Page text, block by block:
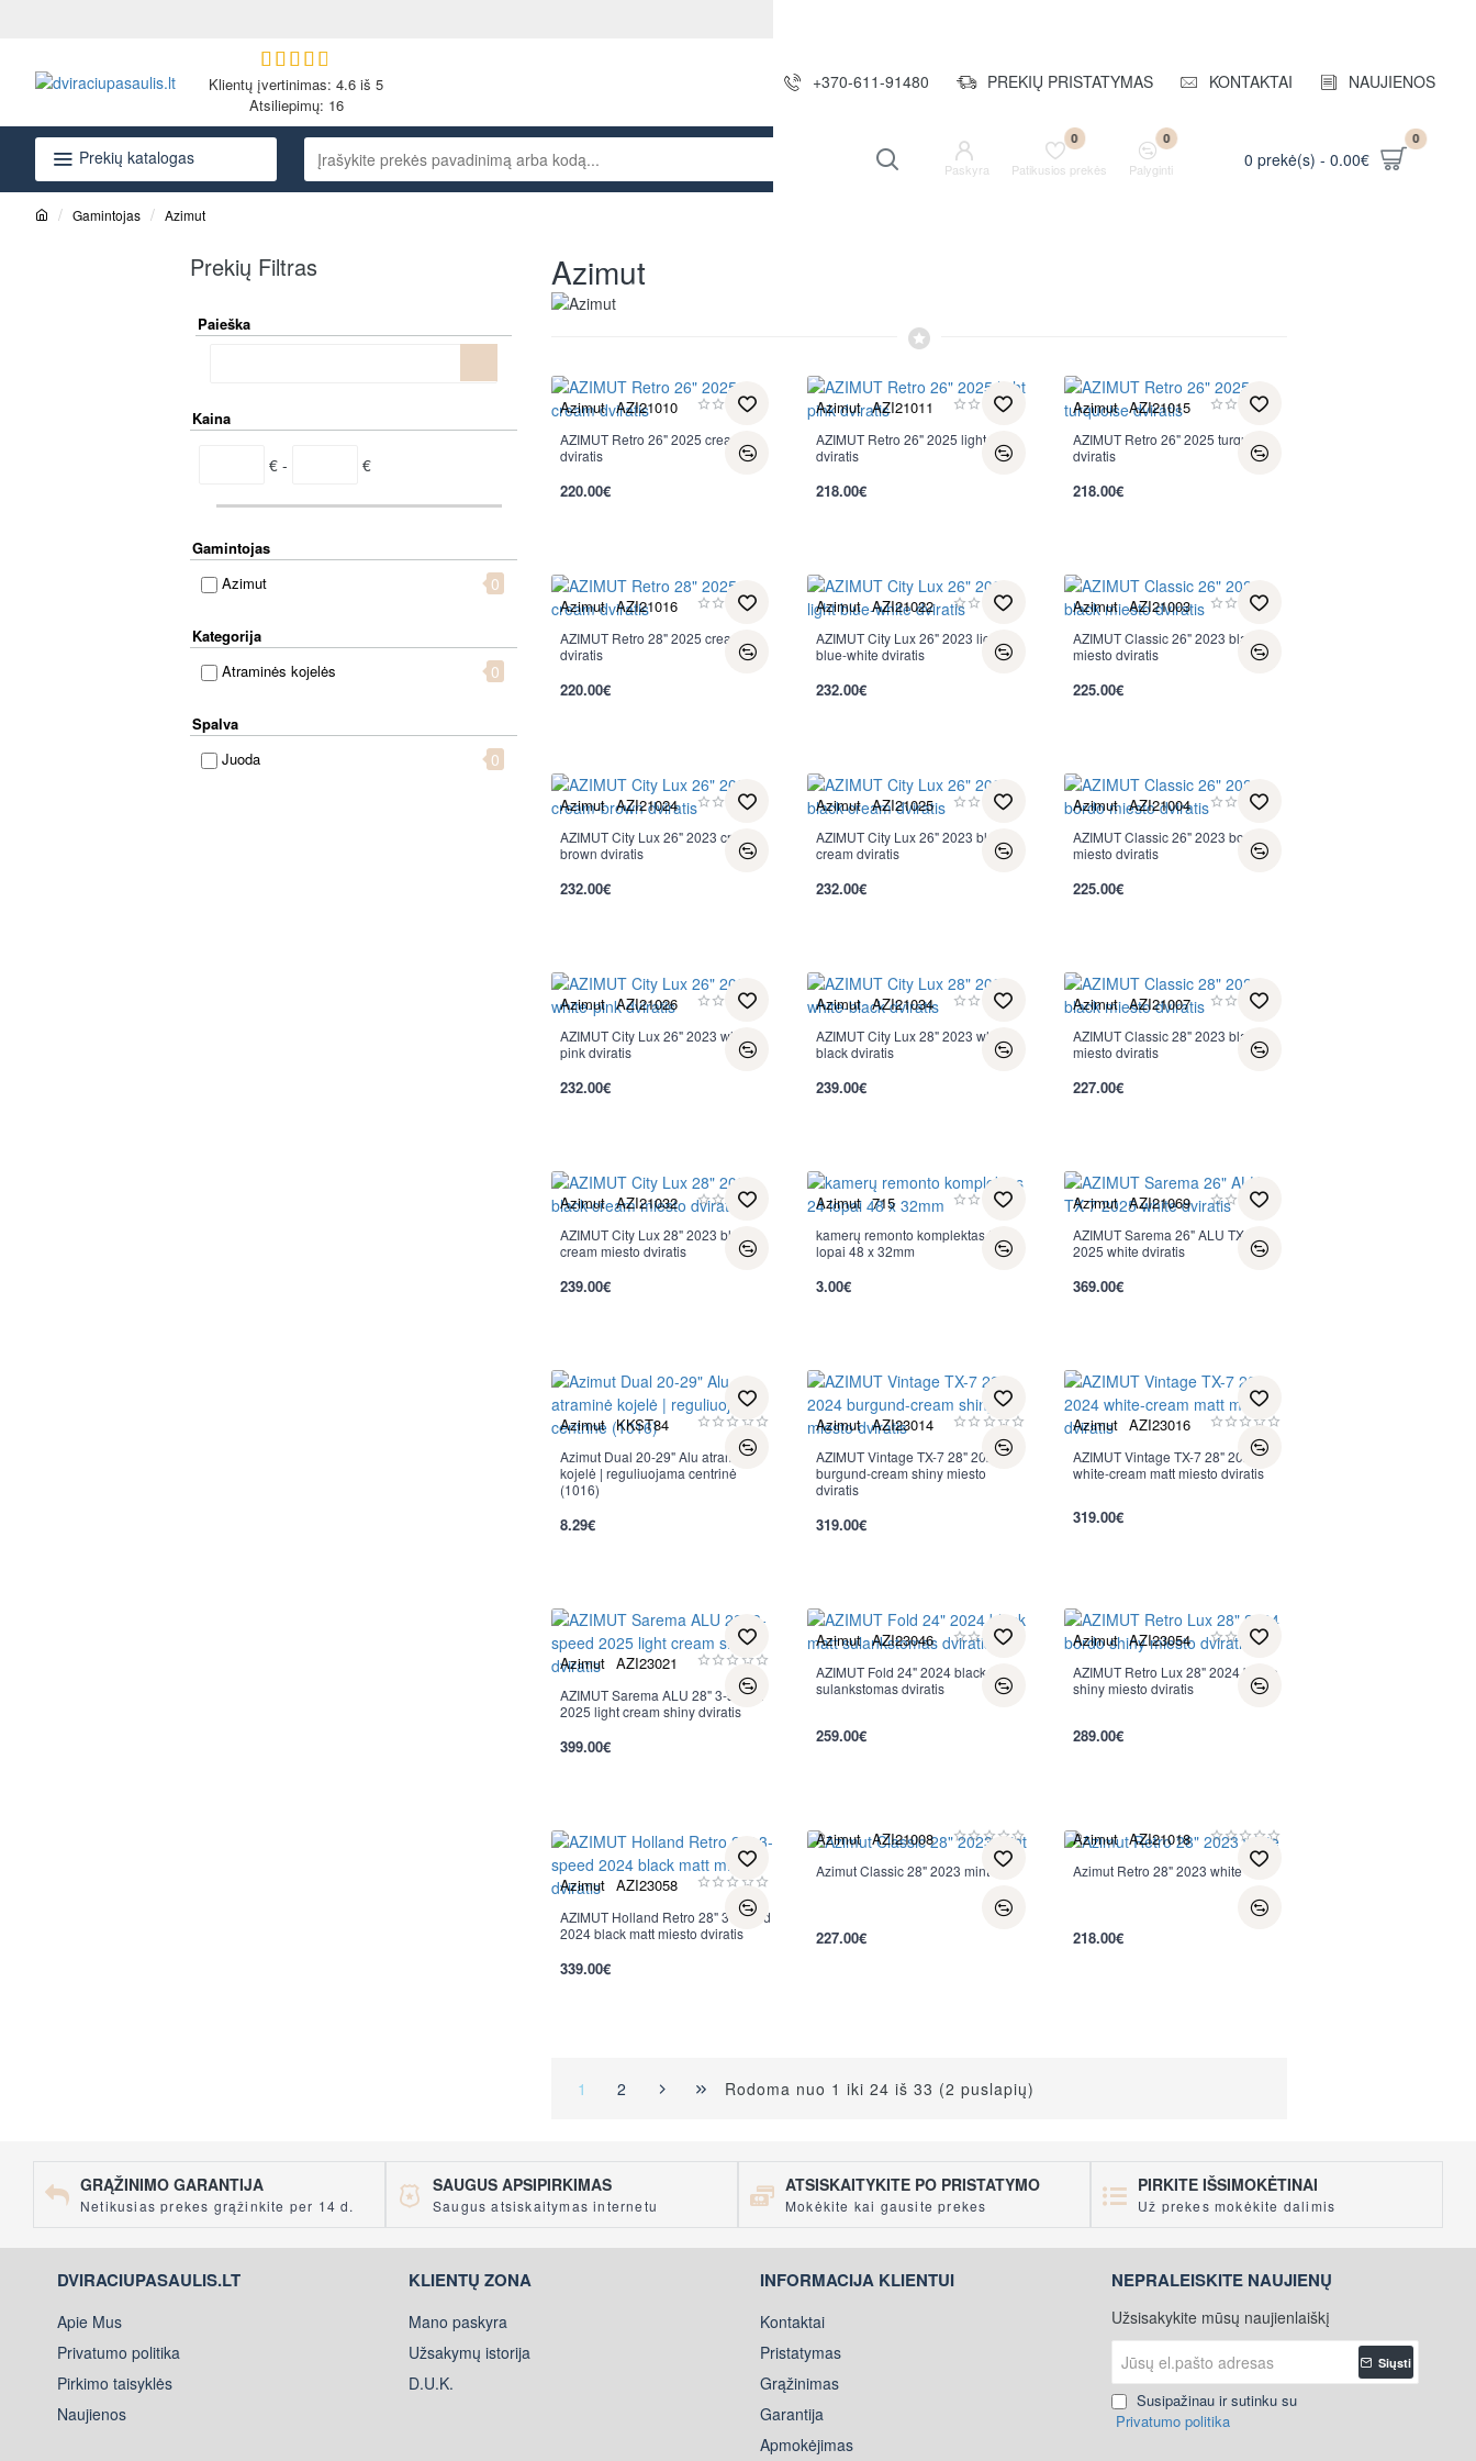
Klientų įvertinimas: 4.6 iš 5
Atsiliepimų: 16
+370-611-91480 PREKIŲ PRISTATYMAS KONTAKTAI NAUJIENOS
Prekių katalogas
Įrašykite
prekės
Paskyra Patikusios prekės
0
Palyginti
0
0 prekė(s) - 0.00€
0
Gamintojas Azimut
Prekių Filtras
Paieška
Kaina
€ - €
Gamintojas
Azimut
0
Kategorija
Atraminės kojelės
0
Spalva
Juoda
0
Azimut
per 2-3 d.
Azimut AZI21010
AZIMUT Retro 26" 2025 cream
dviratis
220.00€ per 2-3 d.
Azimut AZI21011
AZIMUT Retro 26" 2025 light pink
dviratis
218.00€ per 2-3 d.
Azimut AZI21015
AZIMUT Retro 26" 2025 turquoise
dviratis
218.00€
per 2-3 d.
Azimut AZI21016
AZIMUT Retro 28" 2025 cream
dviratis
220.00€ per 2-3 d.
Azimut AZI21022
AZIMUT City Lux 26" 2023 light
blue-white dviratis
232.00€ per 2-3 d.
Azimut AZI21003
AZIMUT Classic 26" 2023 black
miesto dviratis
225.00€
per 2-3 d.
Azimut AZI21024
AZIMUT City Lux 26" 2023 cream-
brown dviratis
232.00€ per 2-3 d.
Azimut AZI21025
AZIMUT City Lux 26" 2023 black-
cream dviratis
232.00€ per 2-3 d.
Azimut AZI21004
AZIMUT Classic 26" 2023 bordo
miesto dviratis
225.00€
per 2-3 d.
Azimut AZI21026
AZIMUT City Lux 26" 2023 white-
pink dviratis
232.00€ per 2-3 d.
Azimut AZI21034
AZIMUT City Lux 28" 2023 white-
black dviratis
239.00€ per 2-3 d.
Azimut AZI21007
AZIMUT Classic 28" 2023 black
miesto dviratis
227.00€
per 2-3 d.
Azimut AZI21032
AZIMUT City Lux 28" 2023 black-
cream miesto dviratis
239.00€ per 2-3 d.
Azimut 715
kamerų remonto komplektas 24
lopai 48 x 32mm
3.00€ per 2-3 d.
Azimut AZI21069
AZIMUT Sarema 26" ALU TX-7
2025 white dviratis
369.00€
Azimut KKST84
Azimut Dual 20-29" Alu atraminė
kojelė | reguliuojama centrinė
(1016)
8.29€
Azimut AZI23014
AZIMUT Vintage TX-7 28" 2024
burgund-cream shiny miesto
dviratis
319.00€
per 2-3 d.
Azimut AZI23016
AZIMUT Vintage TX-7 28" 2024
white-cream matt miesto dviratis
319.00€
per 2-3 d.
Azimut AZI23021
AZIMUT Sarema ALU 28" 3-speed
2025 light cream shiny dviratis
399.00€
Azimut AZI23046
AZIMUT Fold 24" 2024 black matt
sulankstomas dviratis
259.00€
Azimut AZI23054
AZIMUT Retro Lux 28" 2024 bordo
shiny miesto dviratis
289.00€
per 2-3 d.
Azimut AZI23058
AZIMUT Holland Retro 28" 3-speed
2024 black matt miesto dviratis
339.00€
Azimut AZI21008
Azimut Classic 28" 2023 mint
227.00€
Azimut AZI21018
Azimut Retro 28" 2023 white
218.00€
1 2 Rodoma nuo 1 iki 24 iš 33 (2 puslapių)
GRĄŽINIMO GARANTIJA
Netikusias prekes grąžinkite per 14 d.
SAUGUS APSIPIRKIMAS
Saugus atsiskaitymas internetu
ATSISKAITYKITE PO PRISTATYMO
Mokėkite kai gausite prekes
PIRKITE IŠSIMOKĖTINAI
Už prekes mokėkite dalimis
DVIRACIUPASAULIS.LT
Apie Mus
Privatumo politika
Pirkimo taisyklės
Naujienos
KLIENTŲ ZONA
Mano paskyra
Užsakymų istorija
D.U.K.
INFORMACIJA KLIENTUI
Kontaktai
Pristatymas
Grąžinimas
Garantija
Apmokėjimas
NEPRALEISKITE NAUJIENŲ
Užsisakykite mūsų naujienlaiškį
el.pašto
adresas
Siųsti
Susipažinau ir sutinku su
Privatumo politika